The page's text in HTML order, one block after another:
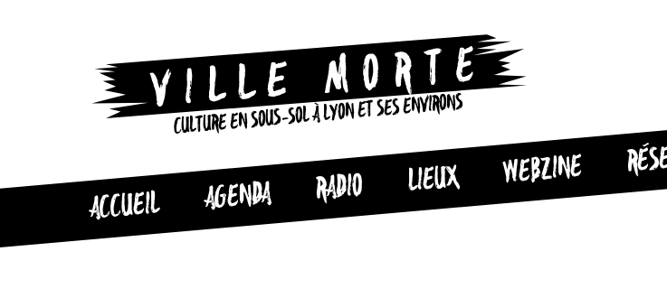
CULTURE EN SOUS-SOL À LYON ET SES ENVIRONS
ACCUEIL AGENDA RADIO LIEUX WEBZINE